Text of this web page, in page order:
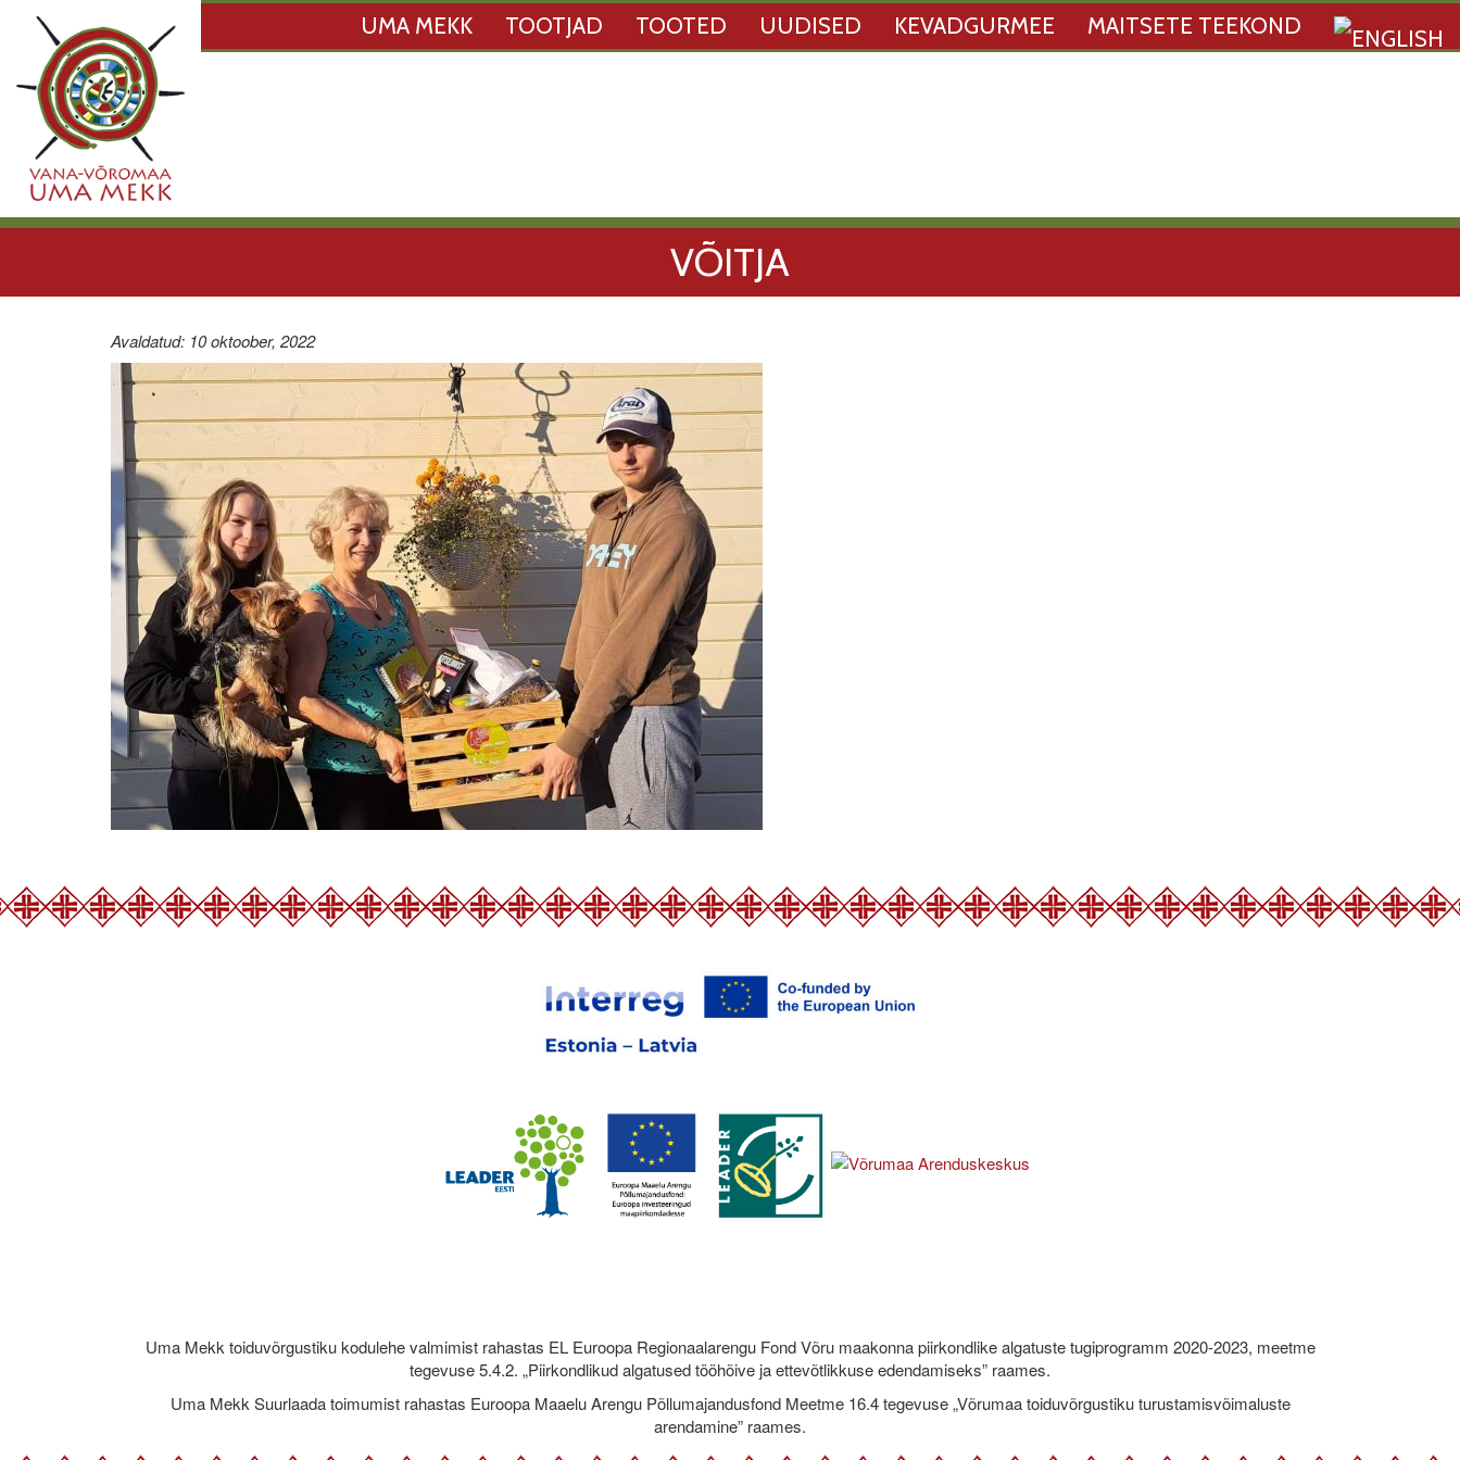
UMA MEKK TOOTJAD TOOTED UUDISED KEVADGURMEE MAITSETE TEEKOND
VÕITJA
Avaldatud: 10 oktoober, 2022
Uma Mekk toiduvõrgustiku kodulehe valmimist rahastas EL Euroopa Regionaalarengu Fond Võru maakonna piirkondlike algatuste tugiprogramm 2020-2023, meetme
tegevuse 5.4.2. „Piirkondlikud algatused tööhõive ja ettevõtlikkuse edendamiseks” raames.
Uma Mekk Suurlaada toimumist rahastas Euroopa Maaelu Arengu Põllumajandusfond Meetme 16.4 tegevuse „Võrumaa toiduvõrgustiku turustamisvõimaluste
arendamine” raames.